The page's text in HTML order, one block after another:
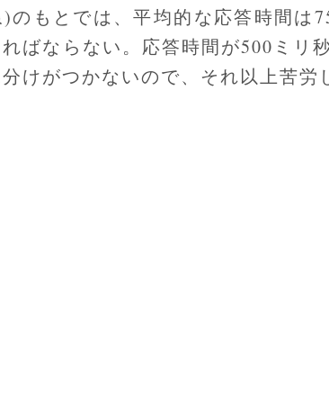
のもとでは、平均的な応答時間は
ばならない。応答時間が500ミリ
けがつかないので、それ以上苦労